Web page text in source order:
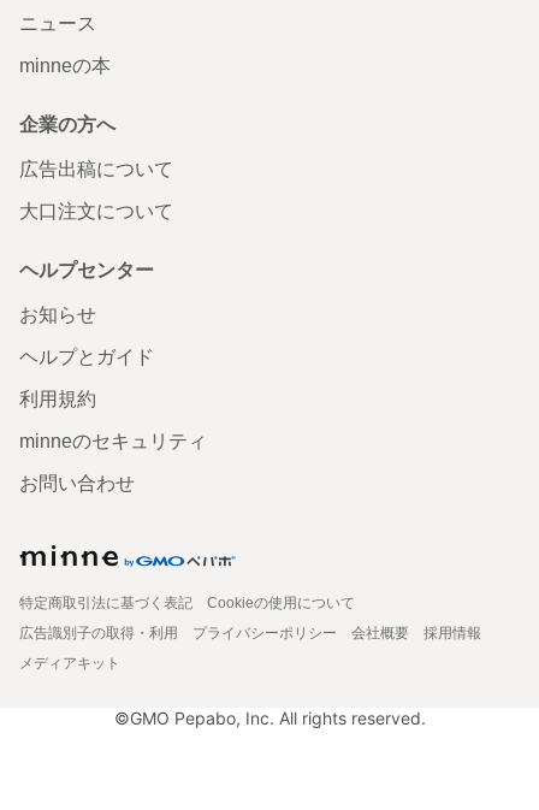
ニュース
minneの本
企業の方へ
広告出稿について
大口注文について
ヘルプセンター
お知らせ
ヘルプとガイド
利用規約
minneのセキュリティ
お問い合わせ
特定商取引法に基づく表記
Cookieの使用について
広告識別子の取得・利用
プライバシーポリシー 会社概要
採用情報
メディアキット
©GMO Pepabo, Inc. All rights reserved.